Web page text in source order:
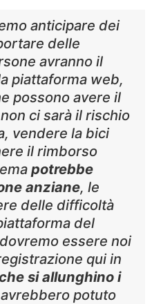
anticipare dei
delle
avranno il
piattaforma web,
possono avere il
ci sarà il rischio
vendere la bici
il rimborso
potrebbe
anziane, le
delle difficoltà
del
essere noi
qui in
si allunghino i
potuto